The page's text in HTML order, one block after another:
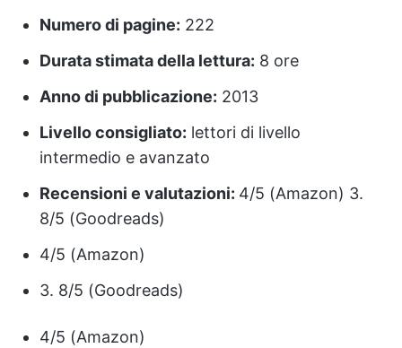
Numero di pagine: 222
Durata stimata della lettura: 8 ore
Anno di pubblicazione: 2013
Livello consigliato: lettori di livello
intermedio e avanzato
Recensioni e valutazioni: 4/5 (Amazon) 3.
8/5 (Goodreads)
4/5 (Amazon)
3. 8/5 (Goodreads)
4/5 (Amazon)